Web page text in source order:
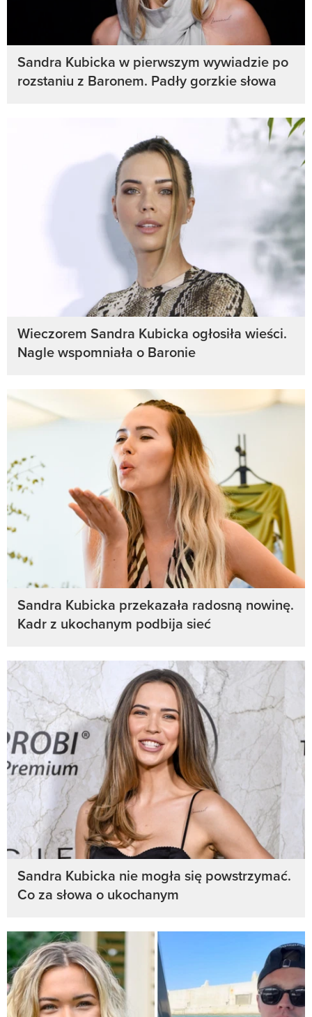
Sandra Kubicka w pierwszym wywiadzie po
rozstaniu z Baronem. Padły gorzkie słowa
Wieczorem Sandra Kubicka ogłosiła wieści.
Nagle wspomniała o Baronie
Sandra Kubicka przekazała radosną nowinę.
Kadr z ukochanym podbija sieć
Sandra Kubicka nie mogła się powstrzymać.
Co za słowa o ukochanym